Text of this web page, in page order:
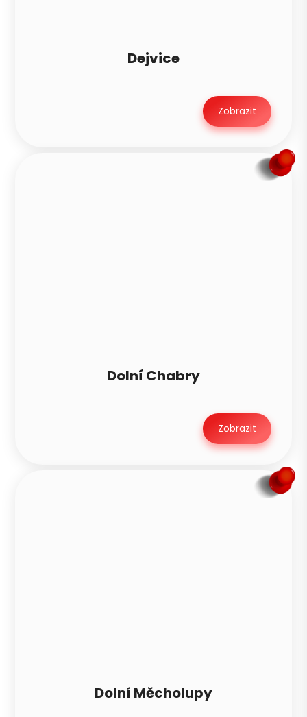
Dejvice
Zobrazit
Dolní Chabry
Zobrazit
Dolní Měcholupy